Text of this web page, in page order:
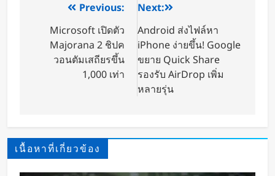
Previous:
Microsoft เปิดตัว
Majorana 2 ชิปค
วอนตัมเสถียรขึ้น
1,000 เท่า
Next:
Android ส่งไฟล์หา
iPhone ง่ายขึ้น! Google
ขยาย Quick Share
รองรับ AirDrop เพิ่ม
หลายรุ่น
เนื้อหาที่เกี่ยวข้อง